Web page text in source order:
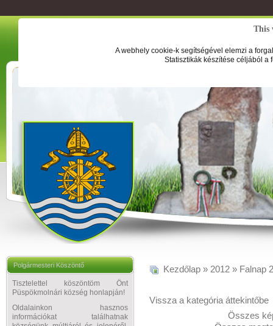
This
A webhely cookie-k segítségével elemzi a
Statisztikák készítése céljából a
Polgármesteri Köszöntő
Tisztelettel köszöntöm Önt
Püspökmolnári község honlapján!
Oldalainkon hasznos
információkat találhatnak
Kezdőlap » 2012 » Falnap
Vissza a kategória áttekintőbe
Összes